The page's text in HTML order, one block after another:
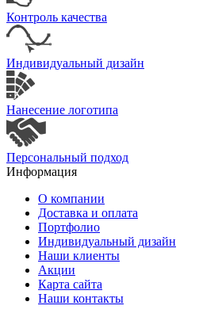
Контроль качества
Индивидуальный дизайн
Нанесение логотипа
Персональный подход
Информация
О компании
Доставка и оплата
Портфолио
Индивидуальный дизайн
Наши клиенты
Акции
Карта сайта
Наши контакты